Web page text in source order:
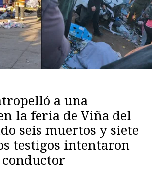
a una
la feria de Viña del
seis muertos y siete
testigos intentaron